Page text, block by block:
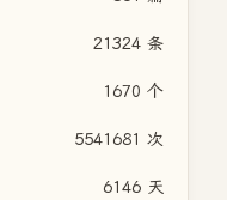
21324 条
1670 个
5541681 次
6146 天